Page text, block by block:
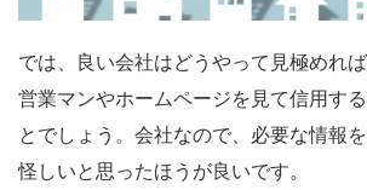
では、良い会社はどうやって見極めれば
営業マンやホームページを見て信用す
とでしょう。会社なので、必要な情報
怪しいと思ったほうが良いです。